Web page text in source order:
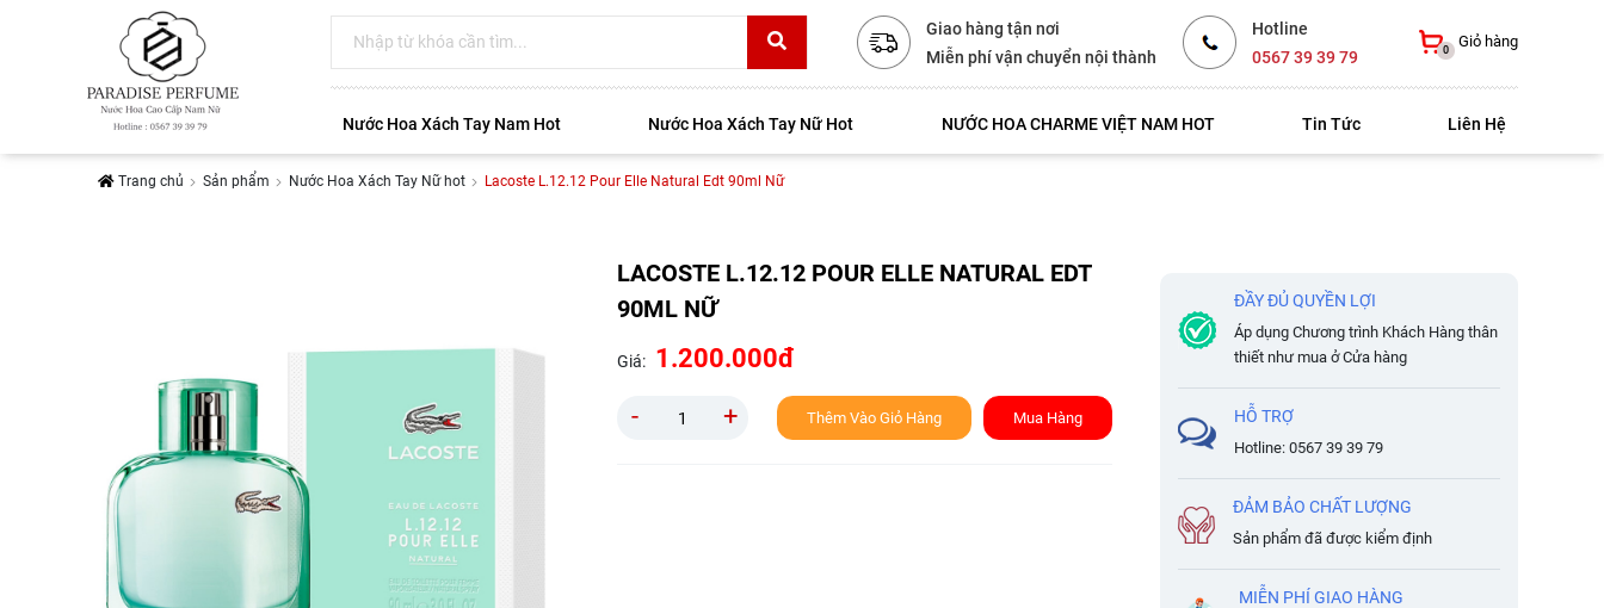
Giao hàng tận nơi
Miễn phí vận chuyển nội thành
Hotline
0567 39 39 79
0 Giỏ hàng
Nước Hoa Xách Tay Nam Hot Nước Hoa Xách Tay Nữ Hot NƯỚC HOA CHARME VIỆT NAM HOT Tin Tức Liên Hệ
Trang chủ Sản phẩm Nước Hoa Xách Tay Nữ hot Lacoste L.12.12 Pour Elle Natural Edt 90ml Nữ
LACOSTE L.12.12 POUR ELLE NATURAL EDT
90ML NỮ
Giá: 1.200.000đ
-
+ Thêm Vào Giỏ Hàng Mua Hàng
ĐẦY ĐỦ QUYỀN LỢI
Áp dụng Chương trình Khách Hàng thân
thiết như mua ở Cửa hàng
HỖ TRỢ
Hotline: 0567 39 39 79
ĐẢM BẢO CHẤT LƯỢNG
Sản phẩm đã được kiểm định
MIỄN PHÍ GIAO HÀNG